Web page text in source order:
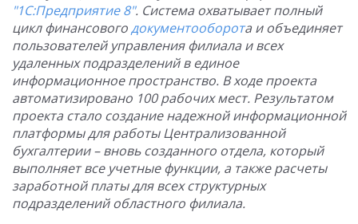
"1С:Предприятие 8". Система охватывает полный
цикл финансовогодокументооборота и объединяет
пользователей управления филиала и всех
удаленных подразделений в единое
информационное пространство. В ходе проекта
автоматизировано 100 рабочих мест. Результатом
проекта стало создание надежной информационной
платформы для работы Централизованной
бухгалтерии – вновь созданного отдела, который
выполняет все учетные функции, а также расчеты
заработной платы для всех структурных
подразделений областного филиала.